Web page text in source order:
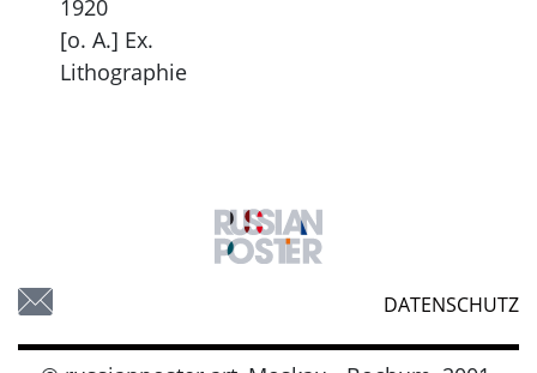
1920
[o. A.] Ex.
Lithographie
DATENSCHUTZ